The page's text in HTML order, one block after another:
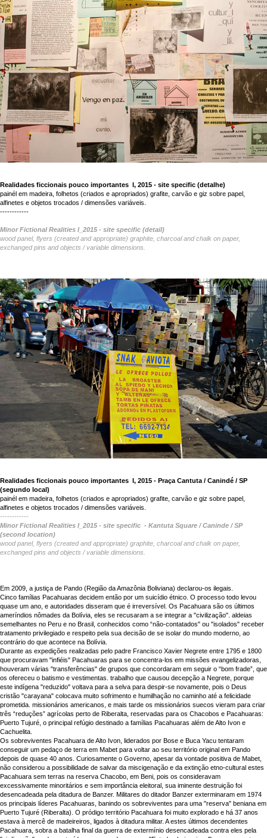
Realidades ficcionais pouco importantes I, 2015 - site specific (detalhe)
painél em madeira, folhetos (criados e apropriados) grafite, carvão e giz sobre papel,
alfinetes e objetos trocados / dimensões variáveis.
------------
Minor Fictional Realities I_2015 - site specific (detail)
wood panel, flyers (created and appropriate) graphite, charcoal and chalk on paper,
exchanged pins and objects / variable dimensions.
Realidades ficcionais pouco importantes I, 2015 - Praça Cantuta / Canindé / SP
(segundo local)
painél em madeira, folhetos (criados e apropriados) grafite, carvão e giz sobre papel,
alfinetes e objetos trocados / dimensões variáveis.
------------
Minor Fictional Realities I_2015 - site specific - Kantuta Square / Caninde / SP
(second location)
wood panel, flyers (created and appropriate) graphite, charcoal and chalk on paper,
exchanged pins and objects / variable dimensions.
Em 2009, a justiça de Pando (Região da Amazônia Boliviana) declarou-os ilegais.
Cinco famílias Pacahuaras decidem então por um suicídio étnico. O processo todo levou
quase um ano, e autoridades disseram que é irreversível. Os Pacahuara são os últimos
ameríndios nômades da Bolívia, eles se recusaram a se integrar a "civilização". aldeias
semelhantes no Peru e no Brasil, conhecidos como “não-contatados" ou "isolados" receber
tratamento privilegiado e respeito pela sua decisão de se isolar do mundo moderno, ao
contrário do que acontece na Bolívia.
Durante as expedições realizadas pelo padre Francisco Xavier Negrete entre 1795 e 1800
que procuravam "infiéis" Pacahuaras para se concentra-los em missões evangelizadoras,
houveram várias "transferências" de grupos que concordaram em seguir o “bom frade”, que
os ofereceu o batismo e vestimentas. trabalho que causou decepção a Negrete, porque
este indígena "reduzido" voltava para a selva para despir-se novamente, pois o Deus
cristão "carayana" colocava muito sofrimento e humilhação no caminho até a felicidade
prometida. missionários americanos, e mais tarde os missionários suecos vieram para criar
três “reduções” agrícolas perto de Riberalta, reservadas para os Chacobos e Pacahuaras:
Puerto Tujuré, o principal refúgio destinado a famílias Pacahuaras além de Alto Ivon e
Cachuelita.
Os sobreviventes Pacahuara de Alto Ivon, liderados por Bose e Buca Yacu tentaram
conseguir um pedaço de terra em Mabet para voltar ao seu território original em Pando
depois de quase 40 anos. Curiosamente o Governo, apesar da vontade positiva de Mabet,
não considerou a possibilidade de salvar da miscigenação e da extinção etno-cultural estes
Pacahuara sem terras na reserva Chacobo, em Beni, pois os consideravam
excessivamente minoritários e sem importância eleitoral, sua iminente destruição foi
desencadeada pela ditadura de Banzer. Militares do ditador Banzer exterminaram em 1974
os principais líderes Pacahuaras, banindo os sobreviventes para uma "reserva" beniana em
Puerto Tujuré (Riberalta). O pródigo território Pacahuara foi muito explorado e há 37 anos
estava à mercê de madeireiros, ligados à ditadura militar. A estes últimos decendentes
Pacahuara, sobra a batalha final da guerra de extermínio desencadeada contra eles pela